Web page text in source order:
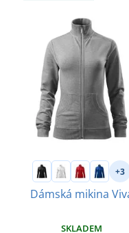
+3
Dámská mikina
SKLADEM